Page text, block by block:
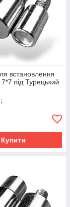
встановлення
7*7 під Турецький
Купити